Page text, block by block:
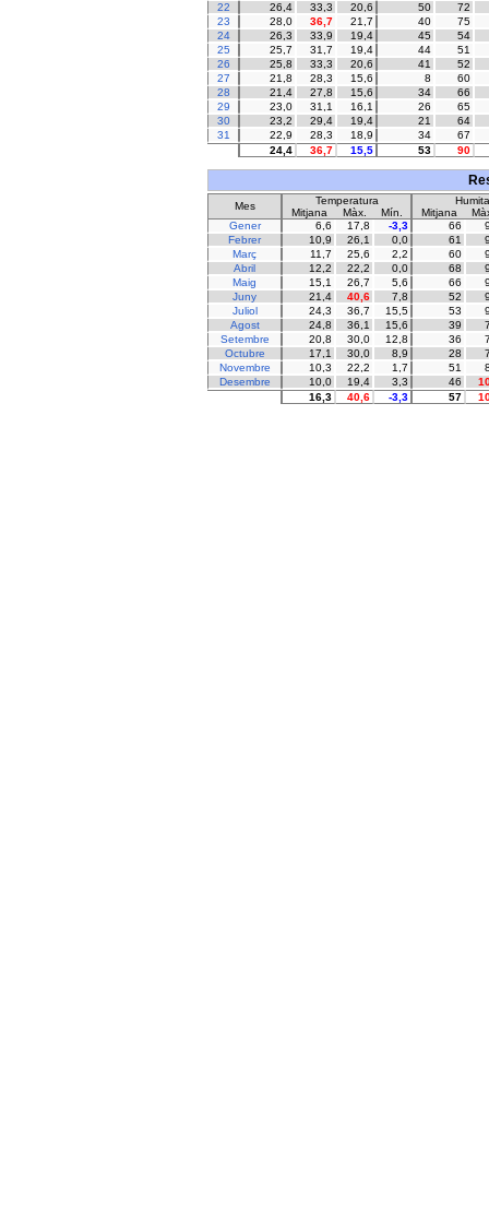
22
26,4 33,3 20,6 50
72
23
28,0 36,7 21,7 40
75
24
26,3 33,9 19,4 45
54
25
25,7 31,7 19,4 44
51
26
25,8 33,3 20,6 41
52
27
21,8 28,3 15,6 8
60
28
21,4 27,8 15,6 34
66
29
23,0 31,1 16,1 26
65
30
23,2 29,4 19,4 21
64
31
22,9 28,3 18,9 34
67
24,4
36,7 15,5 53 90
Mes Temperatura
Mitjana
Màx. Mín. Mitjana
Gener
6,6 17,8 -3,3 66
Febrer
10,9 26,1 0,0 61
Març
11,7 25,6 2,2 60
Abril
12,2 22,2 0,0 68
Maig
15,1 26,7 5,6 66
Juny
21,4 40,6 7,8 52
Juliol
24,3 36,7 15,5 53
Agost
24,8 36,1 15,6 39
Setembre
20,8 30,0 12,8 36
Octubre
17,1 30,0 8,9 28
Novembre
10,3 22,2 1,7 51
Desembre
10,0 19,4 3,3 46
16,3
40,6 -3,3 57